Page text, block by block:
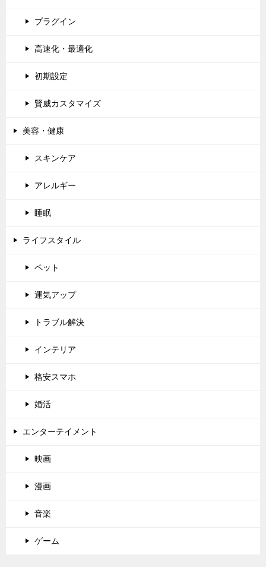
プラグイン
高速化・最適化
初期設定
賢威カスタマイズ
美容・健康
スキンケア
アレルギー
睡眠
ライフスタイル
ペット
運気アップ
トラブル解決
インテリア
格安スマホ
婚活
エンターテイメント
映画
漫画
音楽
ゲーム